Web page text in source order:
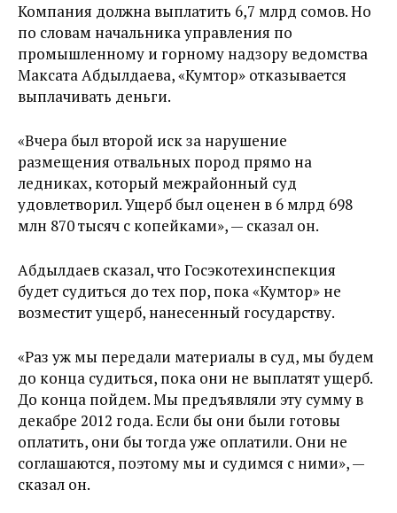
Компания должна выплатить 6,7 млрд сомов. Но
по словам начальника управления по
промышленному и горному надзору ведомства
Максата Абдылдаева, «Кумтор» отказывается
выплачивать деньги.
«Вчера был второй иск за нарушение
размещения отвальных пород прямо на
ледниках, который межрайонный суд
удовлетворил. Ущерб был оценен в 6 млрд 698
млн 870 тысяч с копейками», — сказал он.
Абдылдаев сказал, что Госэкотехинспекция
будет судиться до тех пор, пока «Кумтор» не
возместит ущерб, нанесенный государству.
«Раз уж мы передали материалы в суд, мы будем
до конца судиться, пока они не выплатят ущерб.
До конца пойдем. Мы предъявляли эту сумму в
декабре 2012 года. Если бы они были готовы
оплатить, они бы тогда уже оплатили. Они не
соглашаются, поэтому мы и судимся с ними», —
сказал он.